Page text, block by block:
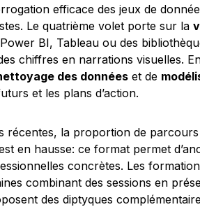
efficace des jeux de
Le quatrième volet porte sur la
BI, Tableau ou des
chiffres en narrations visuelles.
des données et de
et les plans d’action.
récentes, la proportion de
en hausse: ce format permet
concrètes. Les
combinant des sessions en
des diptyques